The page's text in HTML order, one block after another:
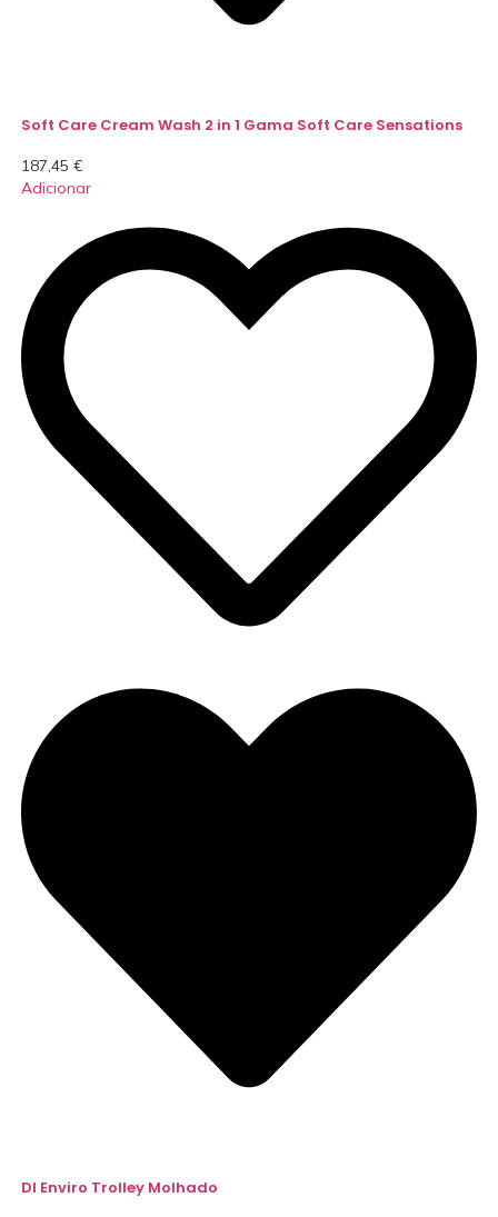
Soft Care Cream Wash 2 in 1 Gama Soft Care Sensations
187,45 €
Adicionar
DI Enviro Trolley Molhado